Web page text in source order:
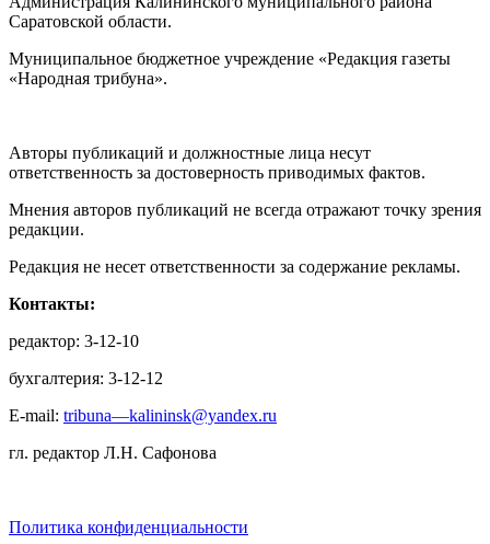
Саратовской области.
Муниципальное бюджетное учреждение «Редакция газеты
«Народная трибуна».
Авторы публикаций и должностные лица несут
ответственность за достоверность приводимых фактов.
Мнения авторов публикаций не всегда отражают точку зрения
редакции.
Редакция не несет ответственности за содержание рекламы.
Контакты:
редактор: 3-12-10
бухгалтерия: 3-12-12
E-mail: tribuna—kalininsk@yandex.ru
гл. редактор Л.Н. Сафонова
Политика конфиденциальности